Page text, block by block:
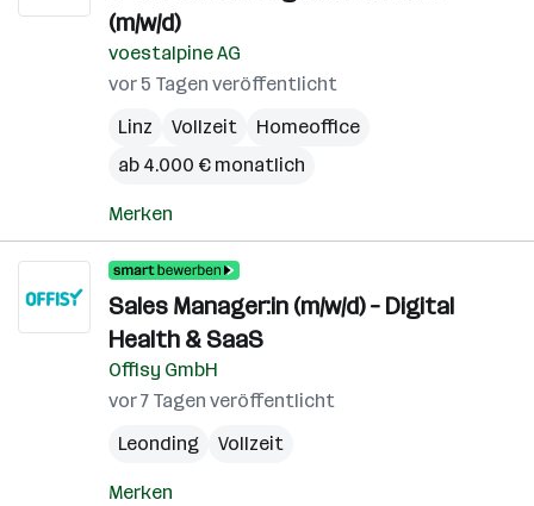
(m/w/d)
voestalpine AG
vor 5 Tagen veröffentlicht
Linz
Vollzeit
Homeoffice
ab 4.000 € monatlich
Merken
Sales Manager:in (m/w/d) – Digital
Health & SaaS
Offisy GmbH
vor 7 Tagen veröffentlicht
Leonding
Vollzeit
Merken